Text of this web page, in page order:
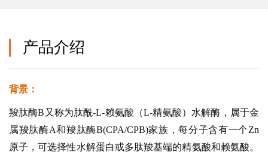
产品介绍
背景：
羧肽酶B又称为肽酰-L-赖氨酸（L-精氨酸）水解酶，属于金
属羧肽酶A和羧肽酶B(CPA/CPB)家族，每分子含有一个Zn
原子，可选择性水解蛋白或多肽羧基端的精氨酸和赖氨酸。